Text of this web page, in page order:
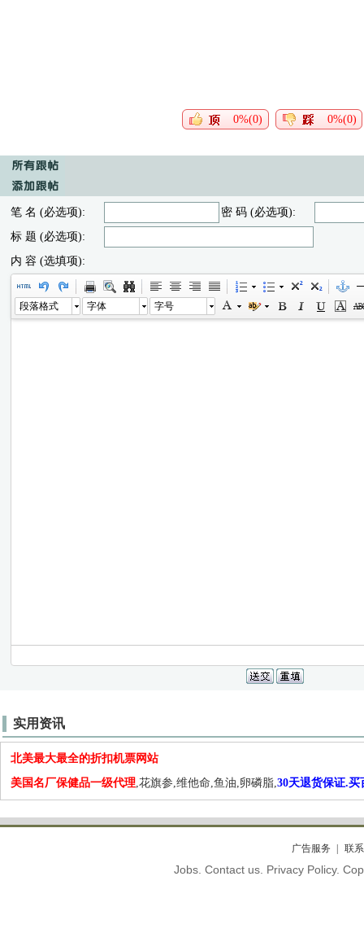
0%(0) 0%(0)
笔 名 (必选项):
密 码 (必选项):
标 题 (必选项):
内 容 (选填项):
段落格式 字体 字号
实用资讯
北美最大最全的折扣机票网站
美国名厂保健品一级代理,花旗参,维他命,鱼油,卵磷脂,30天退货保证.买
广告服务 联
Jobs. Contact us. Privacy Policy.